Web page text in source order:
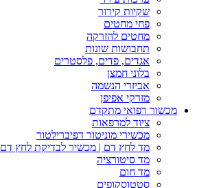
שקיות קירור
פחי מחטים
מחטים להזרקה
תחבושות שונות
אגדים, פדים, פלסטרים
בלוני חמצן
אביזרי הנשמה
מזרקי אפיפן
מכשור רפואי מתקדם
ציוד למרפאות
מכשירי מוניטור דפיברילטור
מד לחץ דם | מכשיר לבדיקת לחץ דם
מד סיטורציה
מד חום
סטטוסקופים